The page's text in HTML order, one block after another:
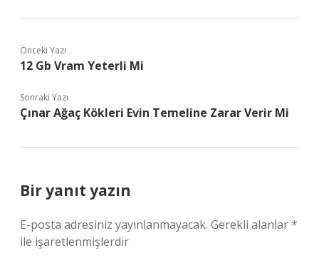
Önceki Yazı
12 Gb Vram Yeterli Mi
Sonraki Yazı
Çınar Ağaç Kökleri Evin Temeline Zarar Verir Mi
Bir yanıt yazın
E-posta adresiniz yayınlanmayacak. Gerekli alanlar*
ile işaretlenmişlerdir